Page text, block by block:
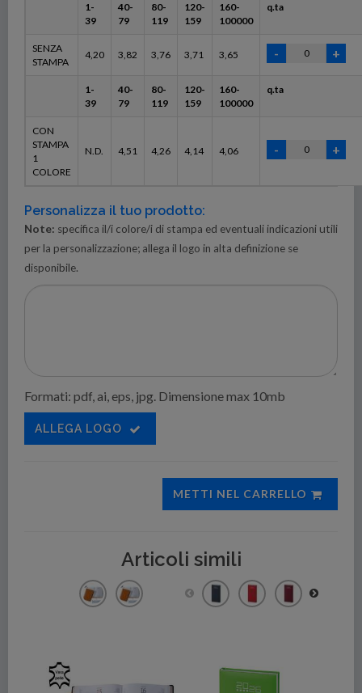
1-
39
40-
79
80-
119
120-
159
160-
100000
q.ta
SENZA
STAMPA
4,20 3,82 3,76 3,71 3,65
1-
39
40-
79
80-
119
120-
159
160-
100000
q.ta
CON
STAMPA
1
COLORE
N.D. 4,51 4,26 4,14 4,06
Personalizza il tuo prodotto:
Note: specifica il/i colore/i di stampa ed eventuali indicazioni utili
per la personalizzazione; allega il logo in alta definizione se
disponibile.
Formati: pdf, ai, eps, jpg. Dimensione max 10mb
ALLEGA LOGO
METTI NEL CARRELLO
Articoli simili